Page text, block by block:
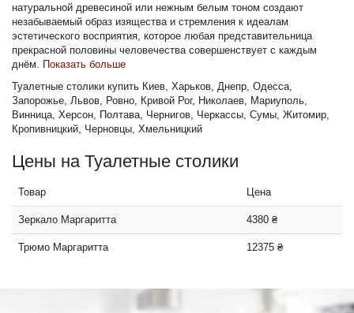
натуральной древесиной или нежным белым тоном создают
незабываемый образ изящества и стремления к идеалам
эстетического восприятия, которое любая представительница
прекрасной половины человечества совершенствует с каждым
днём. Показать больше
Туалетные столики купить Киев, Харьков, Днепр, Одесса,
Запорожье, Львов, Ровно, Кривой Рог, Николаев, Мариуполь,
Винница, Херсон, Полтава, Чернигов, Черкассы, Сумы, Житомир,
Кропивницкий, Черновцы, Хмельницкий
Цены на Туалетные столики
Товар Цена
Зеркало Маргаритта 4380 ₴
Трюмо Маргаритта 12375 ₴